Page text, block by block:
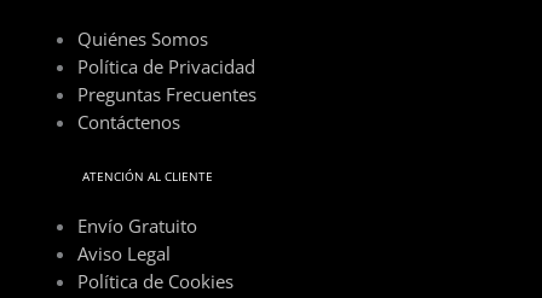
Quiénes Somos
Política de Privacidad
Preguntas Frecuentes
Contáctenos
ATENCIÓN AL CLIENTE
Envío Gratuito
Aviso Legal
Política de Cookies